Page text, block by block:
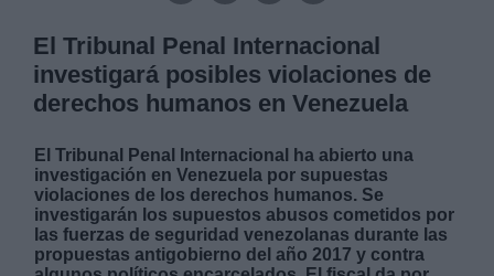
El Tribunal Penal Internacional
investigará posibles violaciones de
derechos humanos en Venezuela
El Tribunal Penal Internacional ha abierto una
investigación en Venezuela por supuestas
violaciones de los derechos humanos. Se
investigarán los supuestos abusos cometidos por
las fuerzas de seguridad venezolanas durante las
propuestas antigobierno del año 2017 y contra
Legitimación:
Destinatarios: